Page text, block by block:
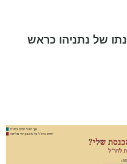
של נתניהו כראש